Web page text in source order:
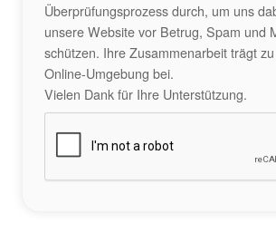
Überprüfungsprozess durch, um uns
unsere Website vor Betrug, Spam und
schützen. Ihre Zusammenarbeit trägt
Online-Umgebung bei.
Vielen Dank für Ihre Unterstützung.